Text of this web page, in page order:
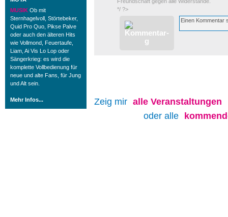
MUSIK Ob mit
Sternhagelvoll, Störtebeker,
Quid Pro Quo, Pikse Palve
oder auch den älteren Hits
wie Vollmond, Feuertaufe,
Liam, Ai Vis Lo Lop oder
Sängerkrieg: es wird die
komplette Vollbedienung für
neue und alte Fans, für Jung
und Alt sein.
Mehr Infos...
*/ ?>
Zeig mir alle Veranstaltungen
oder alle